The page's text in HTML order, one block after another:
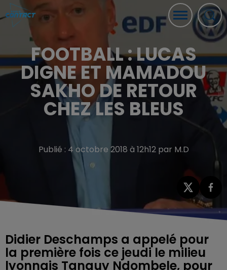
FOOTBALL : LUCAS
DIGNE ET MAMADOU
SAKHO DE RETOUR
CHEZ LES BLEUS
Publié : 4 octobre 2018 à 12h12 par M.D
Didier Deschamps a appelé pour
la première fois ce jeudi le milieu
lyonnais Tanguy Ndombele, pour